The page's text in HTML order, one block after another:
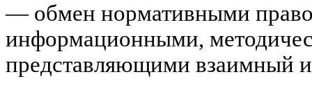
— обмен нормативными
информационными,
представляющими взаимный